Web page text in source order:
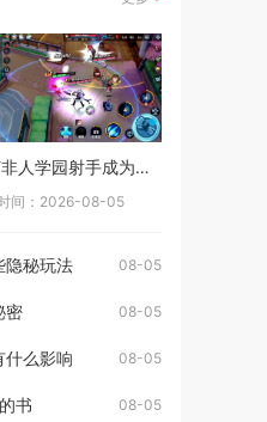
为何非人学园射手成为推荐的首选
间：2026-08-05
隐秘玩法 08-05
密 08-05
什么影响 08-05
书 08-05